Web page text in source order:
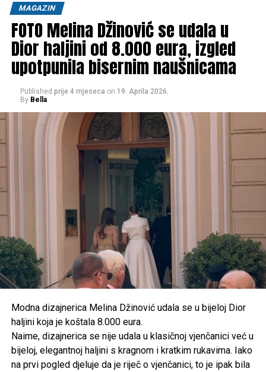
njive. Gotovo pola sela danas je ponovno u jednim rukama,
ali s ciljem da ono opet oživi”, priča Pero, pokazujući
prostranstva na kojima je kao dječak čuvao krave.
Od Postinja želi stvoriti turističko
odredište
MAGAZIN
FOTO Melina Džinović se udala u
Dior haljini od 8.000 eura, izgled
upotpunila bisernim naušnicama
Published prije 4 mjeseca on 19. Aprila 2026.
By Bella
Modna dizajnerica Melina Džinović udala se u bijeloj Dior
haljini koja je koštala 8.000 eura.
Naime, dizajnerica se nije udala u klasičnoj vjenčanici već u
bijeloj, elegantnoj haljini s kragnom i kratkim rukavima. Iako
na prvi pogled djeluje da je riječ o vjenčanici, to je ipak bila